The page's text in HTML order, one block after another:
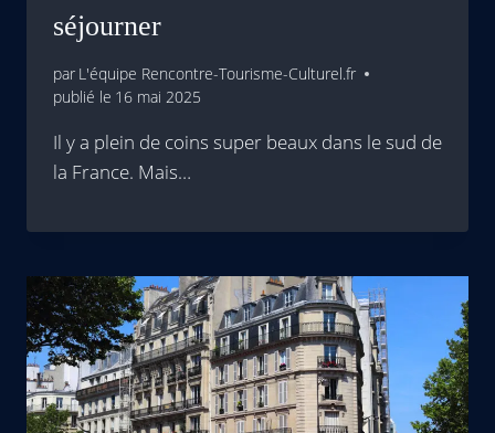
séjourner
par L'équipe Rencontre-Tourisme-Culturel.fr
publié le 16 mai 2025
Il y a plein de coins super beaux dans le sud de
la France. Mais…